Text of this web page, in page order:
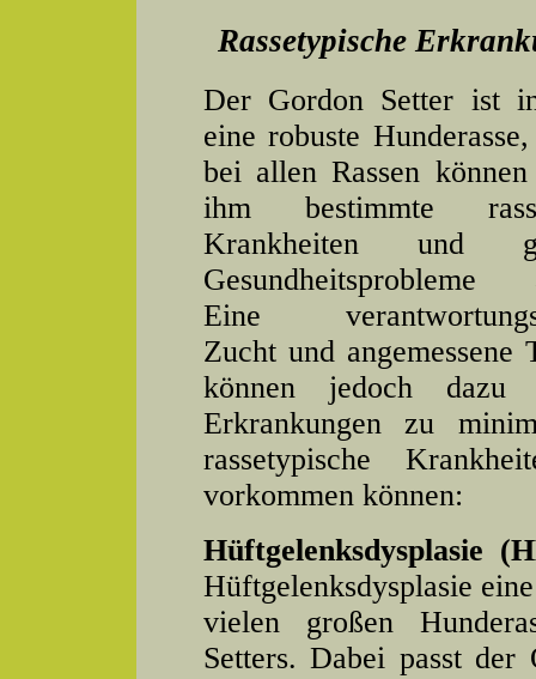
Rassetypische
Der Gordon Setter ist
eine robuste
bei allen Rassen
ihm bestimmte
Krankheiten und
Gesundheitsprobleme
Eine
Zucht und angemessene
können jedoch dazu
Erkrankungen zu
rassetypische
vorkommen können:
Hüftgelenksdysplasie
Hüftgelenksdysplasie
vielen großen
Setters. Dabei passt